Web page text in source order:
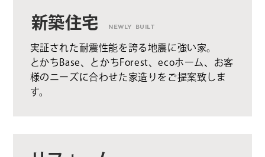
新築住宅 NEWLY BUILT
実証された耐震性能を誇る地震に強い家。
とかちBase、とかちForest、ecoホーム、お客
様のニーズに合わせた家造りをご提案致しま
す。